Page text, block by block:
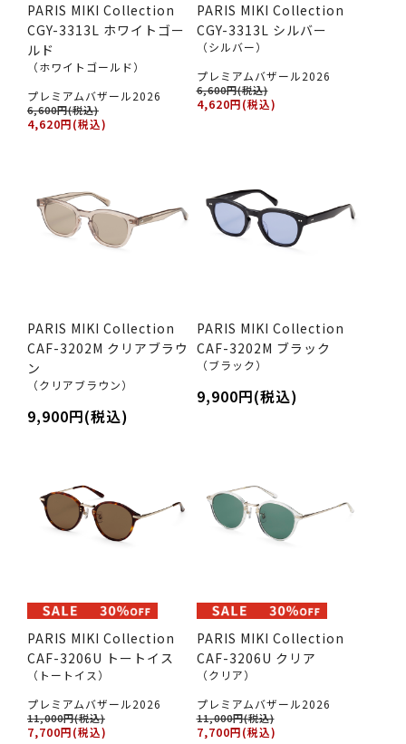
PARIS MIKI Collection
CGY-3313L ホワイトゴー
ルド
（ホワイトゴールド）
プレミアムバザール2026
6,600円(税込)
4,620円(税込)
PARIS MIKI Collection
CGY-3313L シルバー
（シルバー）
プレミアムバザール2026
6,600円(税込)
4,620円(税込)
PARIS MIKI Collection
CAF-3202M クリアブラウ
ン
（クリアブラウン）
9,900円(税込)
PARIS MIKI Collection
CAF-3202M ブラック
（ブラック）
9,900円(税込)
PARIS MIKI Collection
CAF-3206U トートイス
（トートイス）
プレミアムバザール2026
11,000円(税込)
7,700円(税込)
PARIS MIKI Collection
CAF-3206U クリア
（クリア）
プレミアムバザール2026
11,000円(税込)
7,700円(税込)